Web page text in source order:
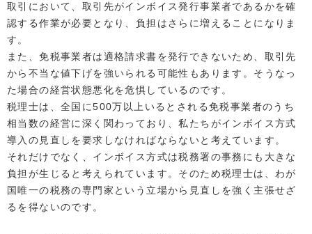
取引において、取引先がインボイス発行事業者であるかを確
認する作業が必要となり、負担はさらに増えることになりま
す。
また、免税事業者は適格請求書を発行できないため、取引先
から不当な値下げを強いられる可能性もあります。そうなっ
た場合の経営状態悪化を危惧しているのです。
税理士は、全国に500万以上いるとされる免税事業者のうち
相当数の経営に深く関わっており、私たちがインボイス方式
導入の見直しを要求しなければならないと考えています。
それだけでなく、インボイス方式は税務署の事務にも大きな
負担が生じると考えられています。そのため税理士は、わが
国唯一の税務の専門家という立場から見直しを強く主張せざ
るを得ないのです。